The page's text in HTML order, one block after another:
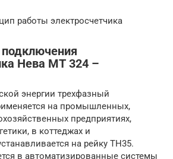
работы электросчетчика
Нева МТ 324 –
энергии трехфазный
на промышленных,
предприятиях,
в коттеджах и
на рейку TH35.
в автоматизированные системы